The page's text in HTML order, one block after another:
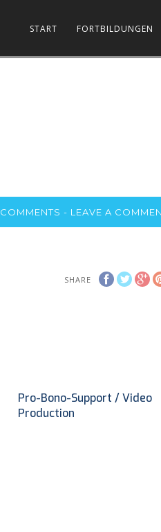
START FORTBILDUNGEN
COMMENTS - LEAVE A
SHARE
Pro-Bono-Support / Video
Production